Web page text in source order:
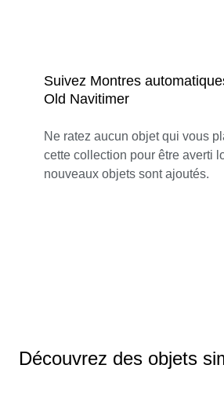
Suivez Montres
Old Navitimer
Ne ratez aucun objet qui vous
cette collection pour être averti
nouveaux objets sont ajoutés.
Découvrez des objets